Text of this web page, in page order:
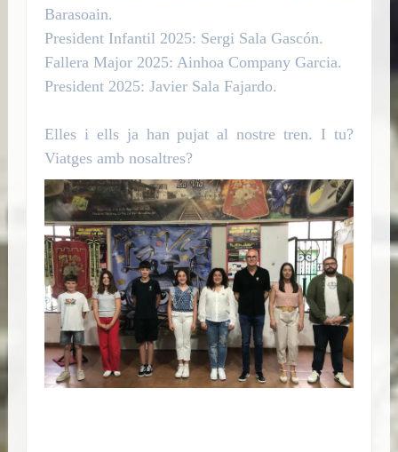
Barasoain.
President Infantil 2025: Sergi Sala Gascón.
Fallera Major 2025: Ainhoa Company Garcia.
President 2025: Javier Sala Fajardo.
Elles i ells ja han pujat al nostre tren. I tu?
Viatges amb nosaltres?